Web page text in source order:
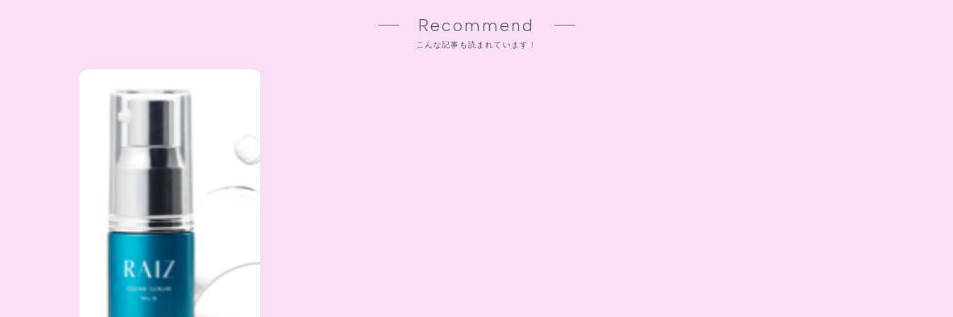
Recommend
こんな記事も読まれています！